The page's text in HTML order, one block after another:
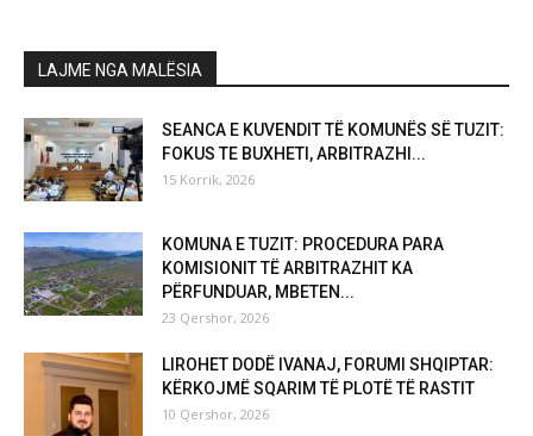
LAJME NGA MALËSIA
SEANCA E KUVENDIT TË KOMUNËS SË TUZIT:
FOKUS TE BUXHETI, ARBITRAZHI...
15 Korrik, 2026
KOMUNA E TUZIT: PROCEDURA PARA
KOMISIONIT TË ARBITRAZHIT KA
PËRFUNDUAR, MBETEN...
23 Qershor, 2026
LIROHET DODË IVANAJ, FORUMI SHQIPTAR:
KËRKOJMË SQARIM TË PLOTË TË RASTIT
10 Qershor, 2026